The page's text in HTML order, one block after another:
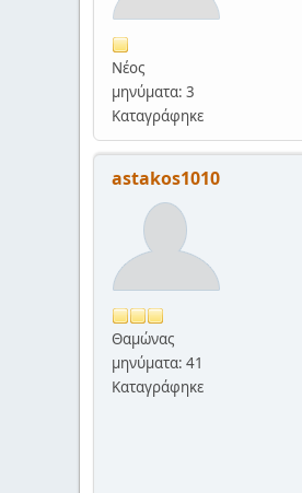
Νέος
μηνύματα: 3
Καταγράφηκε
astakos1010
Θαμώνας
μηνύματα: 41
Καταγράφηκε